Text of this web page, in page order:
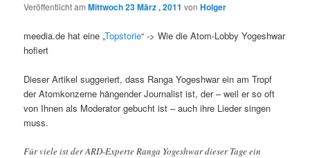
Veröffentlicht amMittwoch 23 März , 2011 vonHolger
meedia.de hat eine „Topstorie“ -> Wie die Atom-Lobby Yogeshwar
hofiert
Dieser Artikel suggeriert, dass Ranga Yogeshwar ein am Tropf
der Atomkonzerne hängender Journalist ist, der – weil er so oft
von Ihnen als Moderator gebucht ist – auch ihre Lieder singen
muss.
Für viele ist der ARD-Experte Ranga Yogeshwar dieser Tage ein